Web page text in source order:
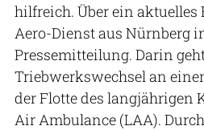
hilfreich. Über ein aktuelles
Aero-Dienst aus Nürnberg
Pressemitteilung. Darin
Triebwerkswechsel an
der Flotte des langjährigen
Air Ambulance (LAA).